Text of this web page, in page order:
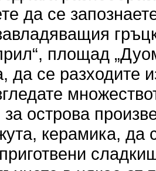
да се
площад
да се разходите
острова
керамика, да